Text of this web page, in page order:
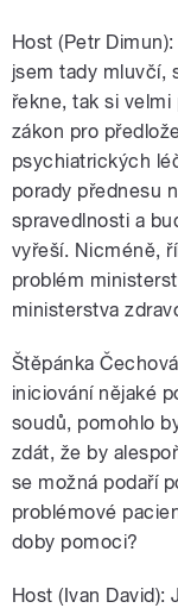
Host (Petr
jsem tady mluvčí,
řekne, tak si
zákon pro
psychiatrických
porady přednesu
spravedlnosti a
vyřeší. Nicméně,
problém
ministerstva
Štěpánka
iniciování nějaké
soudů, pomohlo
zdát, že by
se možná podaří
problémové
doby pomoci?
Host (Ivan David):